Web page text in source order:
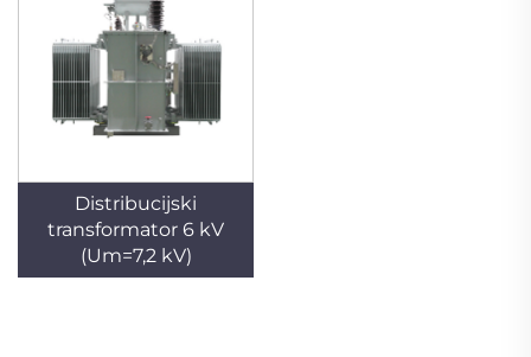
Distribucijski
transformator 6 kV
(Um=7,2 kV)